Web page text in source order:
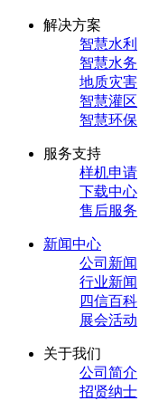
解决方案
智慧水利
智慧水务
地质灾害
智慧灌区
智慧环保
服务支持
样机申请
下载中心
售后服务
新闻中心
公司新闻
行业新闻
四信百科
展会活动
关于我们
公司简介
招贤纳士